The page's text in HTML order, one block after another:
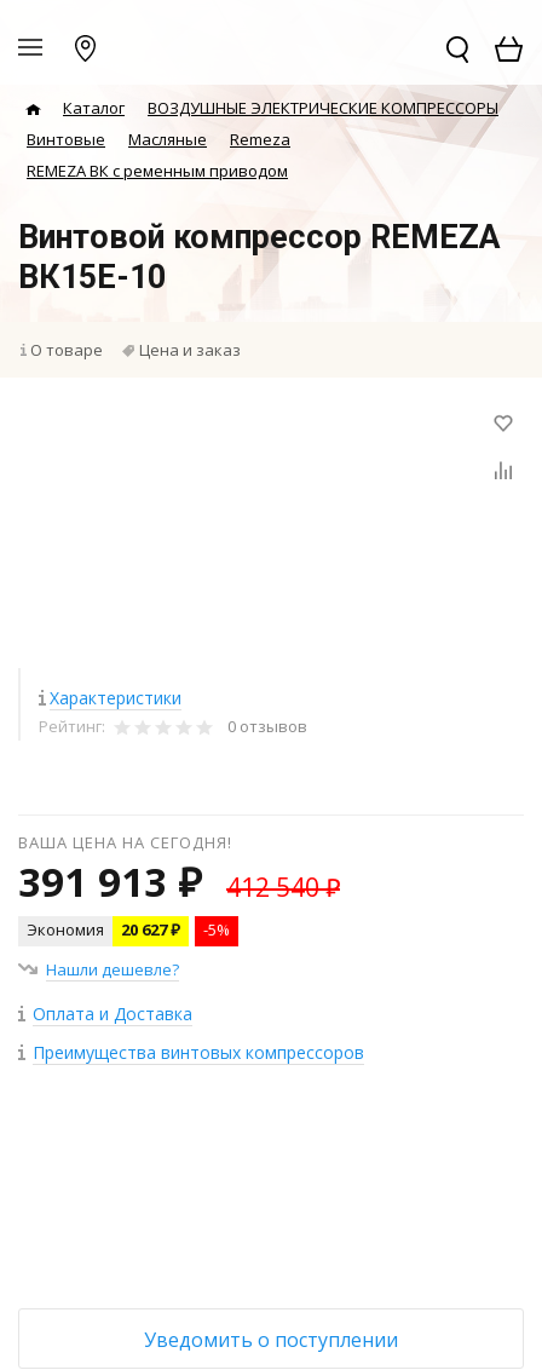
Каталог
ВОЗДУШНЫЕ ЭЛЕКТРИЧЕСКИЕ КОМПРЕССОРЫ
Винтовые
Масляные
Remeza
REMEZA ВК с ременным приводом
Винтовой компрессор REMEZA
ВК15E-10
О товаре Цена и заказ
Характеристики
Рейтинг: 0 отзывов
ВАША ЦЕНА НА СЕГОДНЯ!
391 913 ₽ 412 540 ₽
Экономия 20 627 ₽
-5%
Нашли дешевле?
Оплата и Доставка
Преимущества винтовых компрессоров
Уведомить о поступлении